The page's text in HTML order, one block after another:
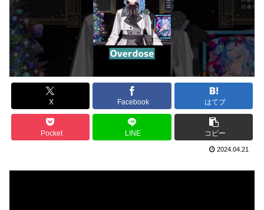
X Facebook はてブ
Pocket LINE コピー
2024.04.21